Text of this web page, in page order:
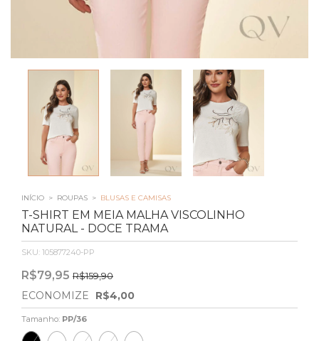
INÍCIO > ROUPAS > BLUSAS E CAMISAS
T-SHIRT EM MEIA MALHA VISCOLINHO
NATURAL - DOCE TRAMA
SKU: 105877240-PP
R$79,95 R$159,90
ECONOMIZE R$4,00
Tamanho: PP/36